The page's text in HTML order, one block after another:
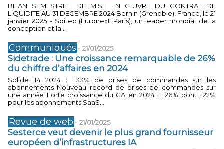
BILAN SEMESTRIEL DE MISE EN ŒUVRE DU CONTRAT DE
LIQUIDITE AU 31 DECEMBRE 2024 Bernin (Grenoble), France, le 21
janvier 2025 - Soitec (Euronext Paris), un leader mondial de la
conception et la...
Communiqués - 21/01/2025
Sidetrade : Une croissance remarquable de 26%
du chiffre d’affaires en 2024
Solide T4 2024 : +33% de prises de commandes sur les
abonnements Nouveau record de prises de commandes sur
une année Forte croissance du CA en 2024 : +26% dont +22%
pour les abonnements SaaS...
Revue de web - 21/01/2025
Sesterce veut devenir le plus grand fournisseur
européen d’infrastructures IA